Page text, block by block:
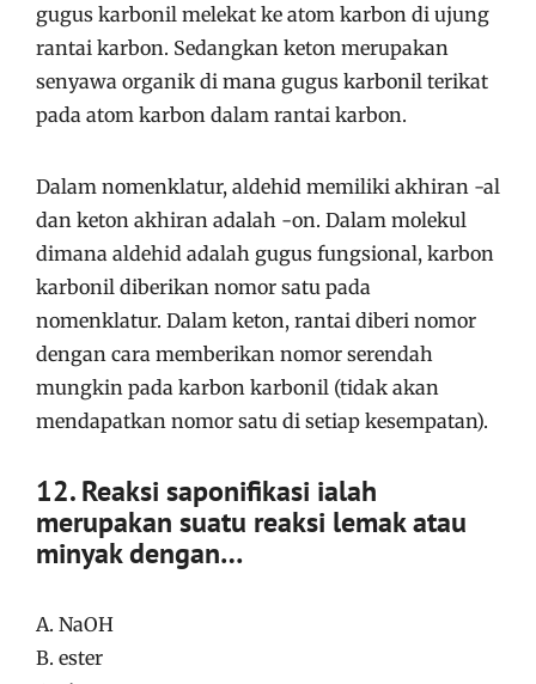
gugus karbonil melekat ke atom karbon di ujung
rantai karbon. Sedangkan keton merupakan
senyawa organik di mana gugus karbonil terikat
pada atom karbon dalam rantai karbon.
Dalam nomenklatur, aldehid memiliki akhiran -al
dan keton akhiran adalah -on. Dalam molekul
dimana aldehid adalah gugus fungsional, karbon
karbonil diberikan nomor satu pada
nomenklatur. Dalam keton, rantai diberi nomor
dengan cara memberikan nomor serendah
mungkin pada karbon karbonil (tidak akan
mendapatkan nomor satu di setiap kesempatan).
12. Reaksi saponifikasi ialah
merupakan suatu reaksi lemak atau
minyak dengan…
A. NaOH
B. ester